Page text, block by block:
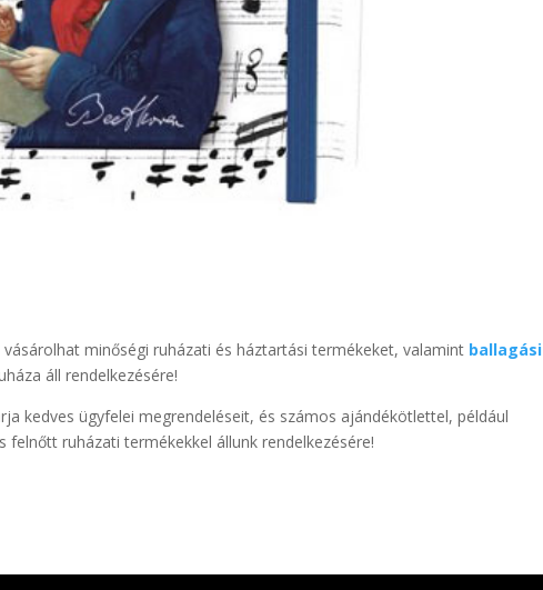
minőségi ruházati és háztartási termékeket, valamint ballagási
áll rendelkezésére!
kedves ügyfelei megrendeléseit, és számos ajándékötlettel, például
felnőtt ruházati termékekkel állunk rendelkezésére!